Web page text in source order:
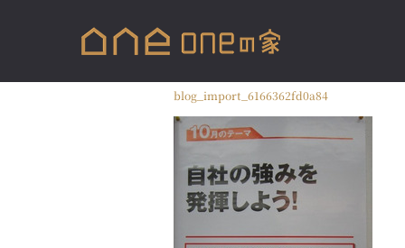
blog_import_6166362fd0a84